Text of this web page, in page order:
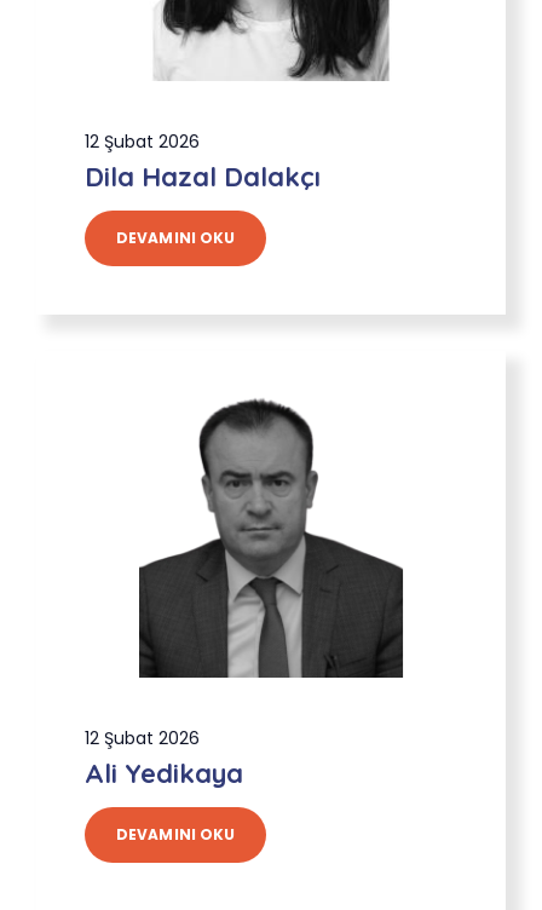
12 Şubat 2026
Dila Hazal Dalakçı
DEVAMINI OKU
12 Şubat 2026
Ali Yedikaya
DEVAMINI OKU